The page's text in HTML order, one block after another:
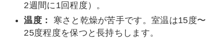
2週間に1回程度）。
温度：
寒さと乾燥が苦手です。室温は15度〜
25度程度を保つと長持ちします。